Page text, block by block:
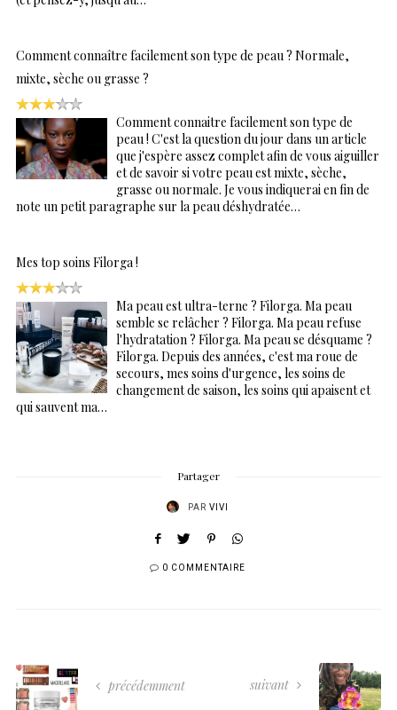
Comment connaître facilement son type de peau ? Normale,
mixte, sèche ou grasse ?
Comment connaitre facilement son type de
peau ! C'est la question du jour dans un article
que j'espère assez complet afin de vous aiguiller
et de savoir si votre peau est mixte, sèche,
grasse ou normale. Je vous indiquerai en fin de
note un petit paragraphe sur la peau déshydratée…
Mes top soins Filorga !
Ma peau est ultra-terne ? Filorga. Ma peau
semble se relâcher ? Filorga. Ma peau refuse
l'hydratation ? Filorga. Ma peau se désquame ?
Filorga. Depuis des années, c'est ma roue de
secours, mes soins d'urgence, les soins de
changement de saison, les soins qui apaisent et
qui sauvent ma…
Partager
PAR VIVI
0 COMMENTAIRE
précédemment suivant